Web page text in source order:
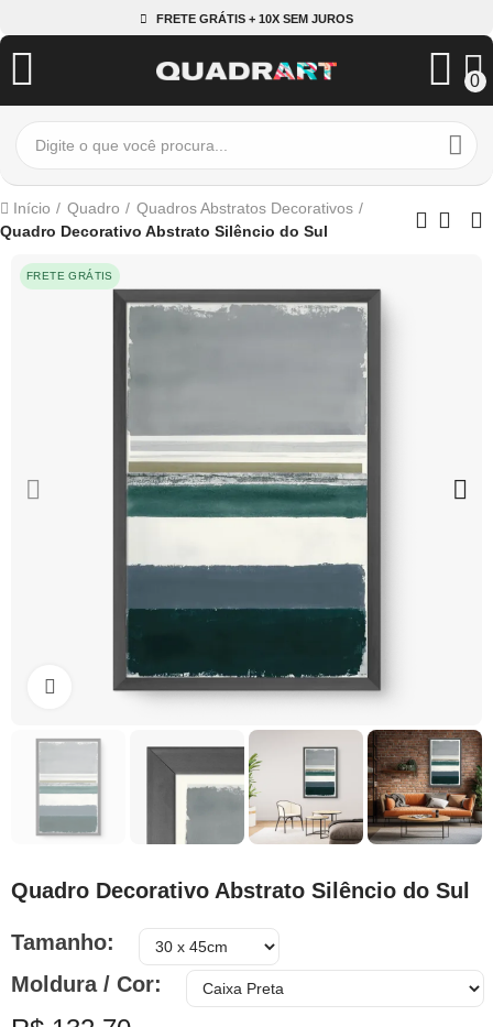
FRETE GRÁTIS + 10X SEM JUROS
0
Início Quadro
Quadros Abstratos Decorativos
Quadro Decorativo Abstrato Silêncio do Sul
FRETE GRÁTIS
Clique para ampliar
Quadro Decorativo Abstrato Silêncio do Sul
Tamanho
Moldura / Cor